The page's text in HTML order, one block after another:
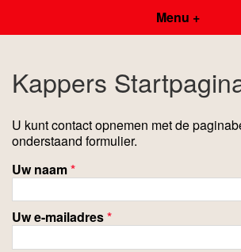
Menu +
Kappers
U kunt contact opnemen met de
onderstaand formulier.
Uw naam*
Uw e-mailadres*